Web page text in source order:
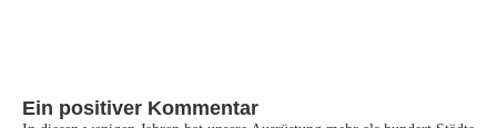
Ein positiver Kommentar